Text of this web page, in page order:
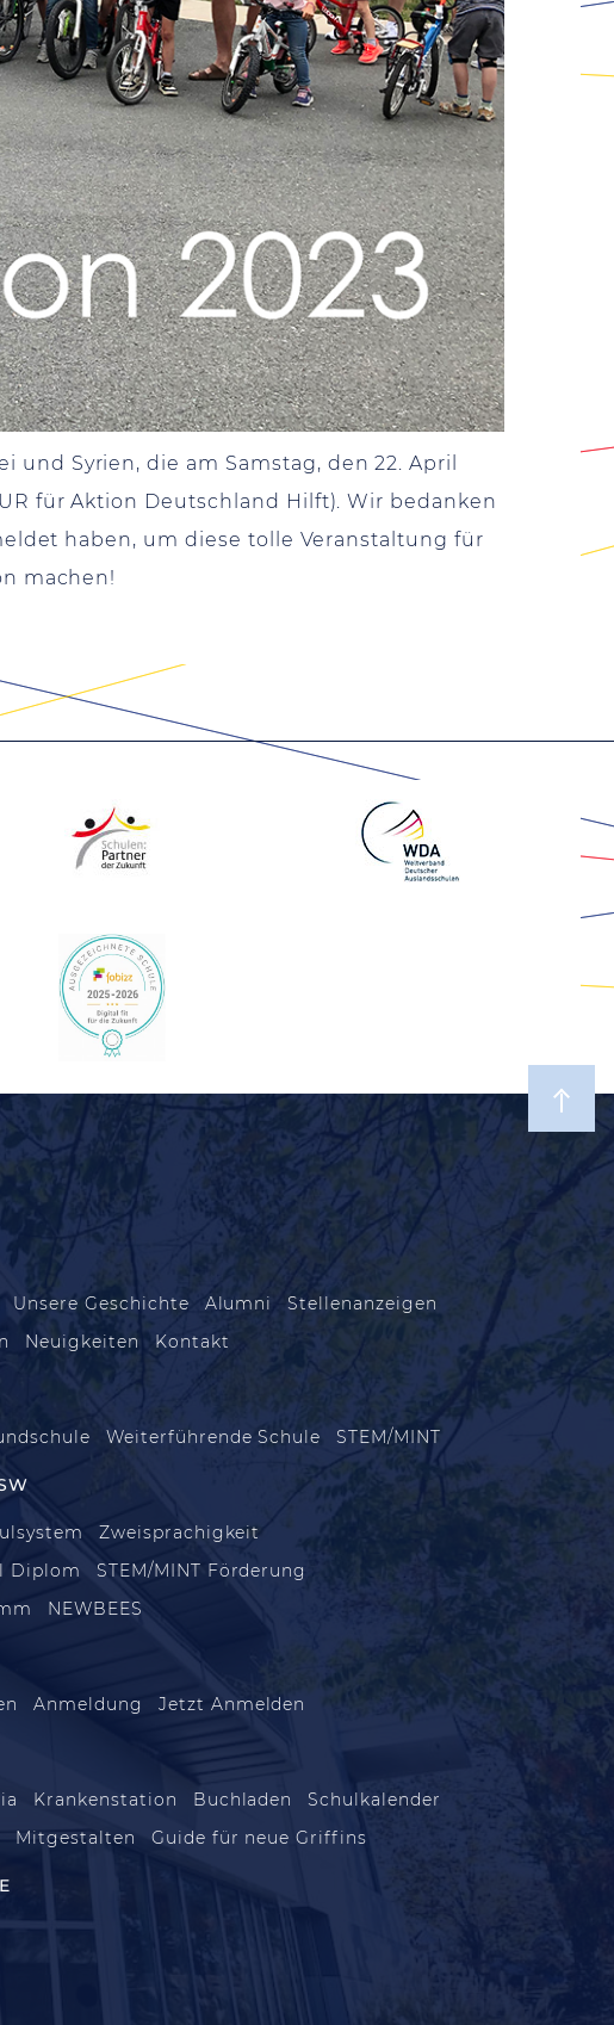
Syrien, die am Samstag, den 22. April
für Aktion Deutschland Hilft). Wir bedanken
haben, um diese tolle Veranstaltung für
machen!
Unsere Geschichte Alumni
Stellenanzeigen
Neuigkeiten Kontakt
Weiterführende Schule STEM/MINT
Zweisprachigkeit
Diplom
STEM/MINT Förderung
NEWBEES
Anmeldung Jetzt Anmelden
Krankenstation Buchladen
Schulkalender
Mitgestalten Guide für neue Griffins